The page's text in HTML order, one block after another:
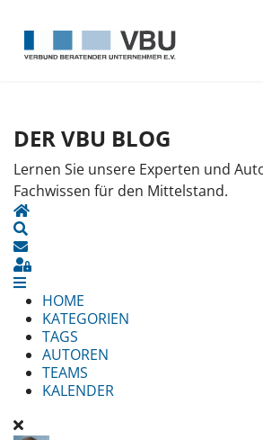
DER VBU BLOG
Lernen Sie unsere Experten und
Fachwissen für den Mittelstand.
HOME
UPDATES ABONNIEREN
SIGN IN
HOME
KATEGORIEN
TAGS
AUTOREN
TEAMS
KALENDER